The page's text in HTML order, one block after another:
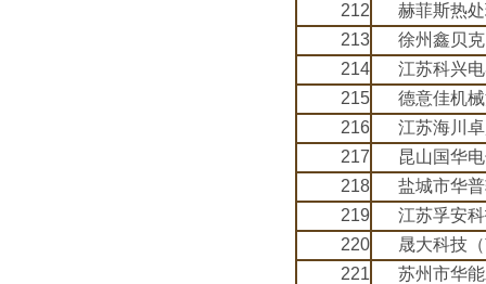
212
赫菲斯热
213
徐州鑫贝
214
江苏科兴
215
德意佳机
216
江苏海川
217
昆山国华
218
盐城市华
219
江苏孚安
220
晟大科技
221
苏州市华